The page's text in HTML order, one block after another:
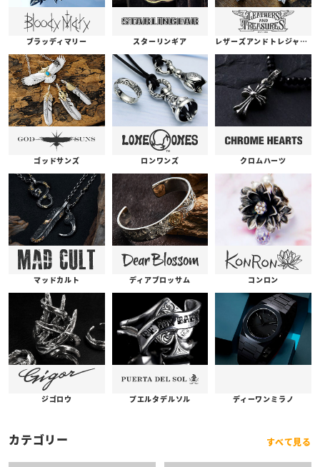
ブラッディマリー スターリンギア レザーズアンドトレジャーズ
ゴッドサンズ ロンワンズ クロムハーツ
マッドカルト ディアブロッサム コンロン
ジゴロウ プエルタデルソル ディーワンミラノ
カテゴリー すべて見る